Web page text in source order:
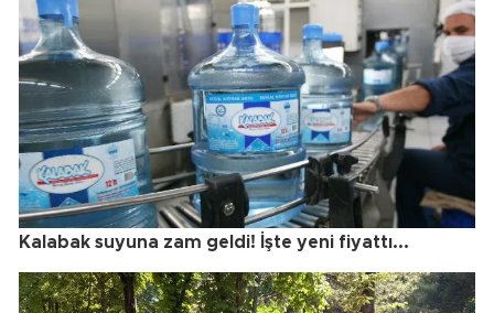
Kalabak suyuna zam geldi! İşte yeni fiyattı...